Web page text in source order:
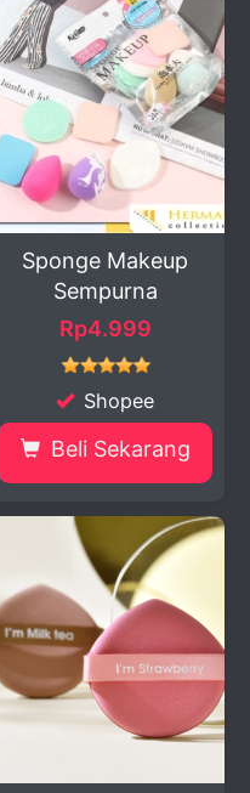
Sponge Makeup
Sempurna
Rp4.999
Shopee
Beli Sekarang